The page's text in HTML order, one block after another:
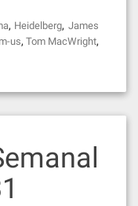
, Heidelberg,James
us, Tom MacWright,